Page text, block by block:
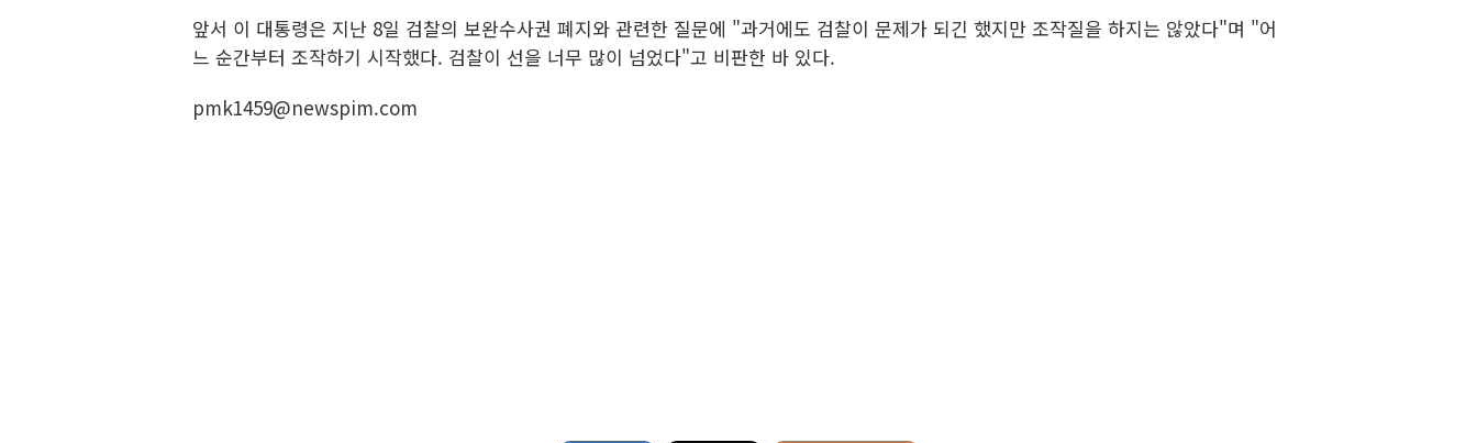
앞서 이 대통령은 지난 8일 검찰의 보완수사권 폐지와 관련한 질문에 "과거에도 검찰이 문제가 되긴 했지만 조작질을 하지는 않았다"며 "어
느 순간부터 조작하기 시작했다. 검찰이 선을 너무 많이 넘었다"고 비판한 바 있다.
pmk1459@newspim.com